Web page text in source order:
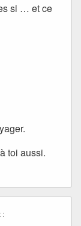
si … et ce
toi aussi.
: